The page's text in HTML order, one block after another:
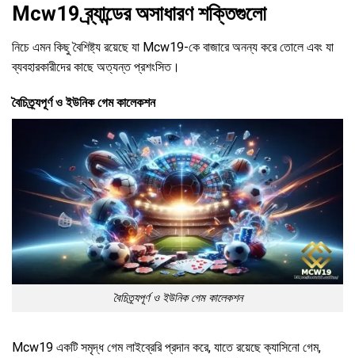
Mcw19 ব্র্যান্ডের অসাধারণ শক্তিগুলো
নিচে এমন কিছু বৈশিষ্ট্য রয়েছে যা Mcw19-কে বাজারে অনন্য করে তোলে এবং যা
ব্যবহারকারীদের কাছে অত্যন্ত প্রশংসিত।
বৈচিত্র্যপূর্ণ ও ইউনিক গেম কালেকশন
বৈচিত্র্যপূর্ণ ও ইউনিক গেম কালেকশন
Mcw19 একটি সমৃদ্ধ গেম লাইব্রেরি প্রদান করে, যাতে রয়েছে ক্যাসিনো গেম,